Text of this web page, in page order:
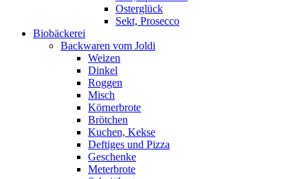
Osterglück
Sekt, Prosecco
Biobäckerei
Backwaren vom Joldi
Weizen
Dinkel
Roggen
Misch
Körnerbrote
Brötchen
Kuchen, Kekse
Deftiges und Pizza
Geschenke
Meterbrote